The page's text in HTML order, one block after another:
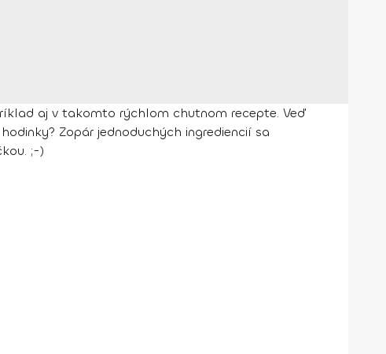
aj v takomto rýchlom chutnom recepte. Veď
Zopár jednoduchých ingrediencií sa
;-)